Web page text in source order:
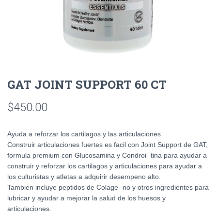
GAT JOINT SUPPORT 60 CT
$450.00
Ayuda a reforzar los cartilagos y las articulaciones
Construir articulaciones fuertes es facil con Joint Support de GAT,
formula premium con Glucosamina y Condroi- tina para ayudar a
construir y reforzar los cartilagos y articulaciones para ayudar a
los culturistas y atletas a adquirir desempeno alto.
Tambien incluye peptidos de Colage- no y otros ingredientes para
lubricar y ayudar a mejorar la salud de los huesos y
articulaciones.